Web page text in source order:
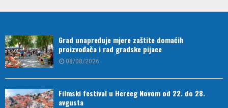
Grad unapređuje mjere zaštite domaćih
proizvođača i rad gradske pijace
08/08/2026
Filmski festival u Herceg Novom od 22. do 28.
avgusta